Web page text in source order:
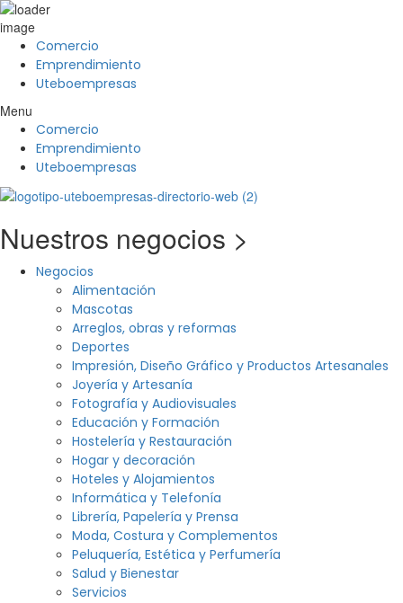
Comercio
Emprendimiento
Uteboempresas
Menu
Comercio
Emprendimiento
Uteboempresas
Nuestros negocios >
Negocios
Alimentación
Mascotas
Arreglos, obras y reformas
Deportes
Impresión, Diseño Gráfico y Productos Artesanales
Joyería y Artesanía
Fotografía y Audiovisuales
Educación y Formación
Hostelería y Restauración
Hogar y decoración
Hoteles y Alojamientos
Informática y Telefonía
Librería, Papelería y Prensa
Moda, Costura y Complementos
Peluquería, Estética y Perfumería
Salud y Bienestar
Servicios